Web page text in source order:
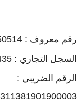
رقم معروف : 250514
السجل التجاري : 1010820435
الرقم الضريبي :
311381901900003